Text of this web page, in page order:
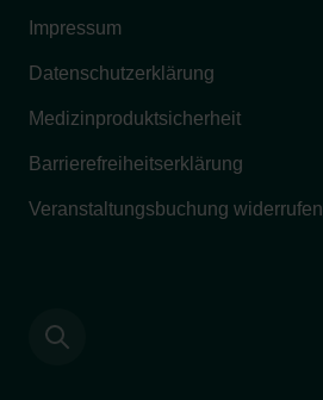
Impressum
Datenschutzerklärung
Medizinproduktsicherheit
Barrierefreiheitserklärung
Veranstaltungsbuchung widerrufen